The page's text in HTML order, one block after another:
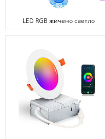
LED RGB жичено светло